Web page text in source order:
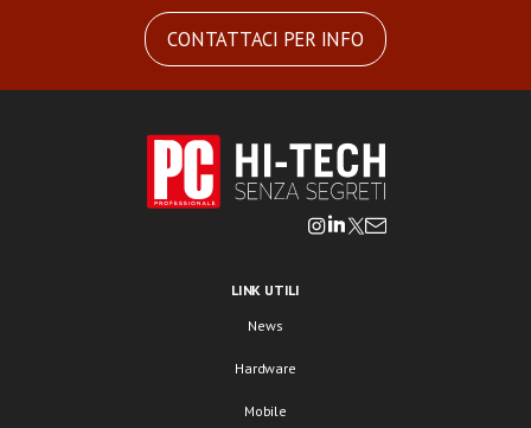
CONTATTACI PER INFO
LINK UTILI
News
Hardware
Mobile